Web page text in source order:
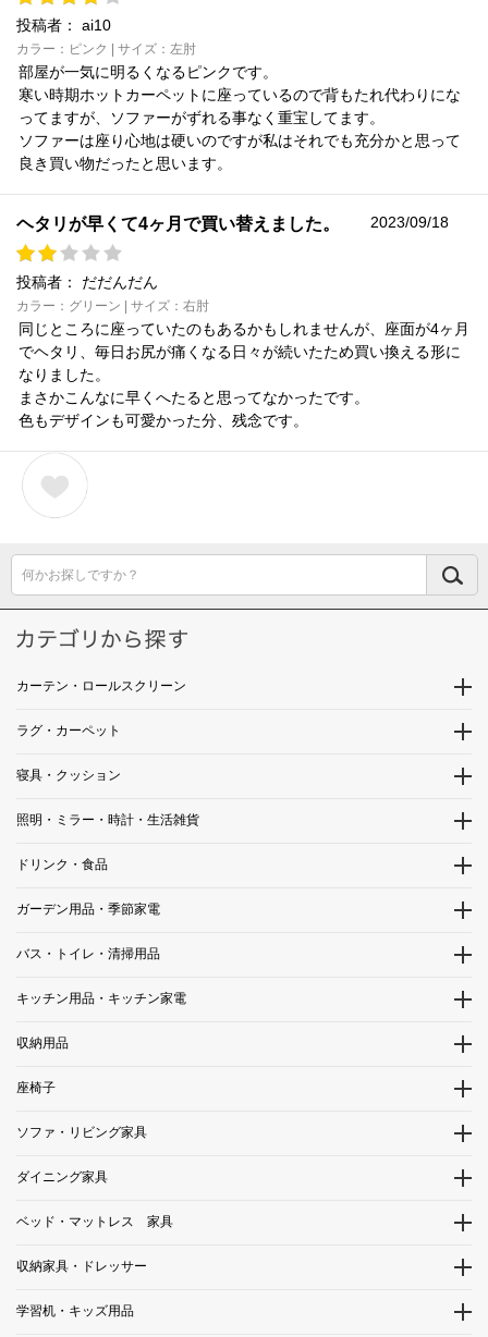
投稿者： ai10
カラー：ピンク | サイズ：左肘
部屋が一気に明るくなるピンクです。
寒い時期ホットカーペットに座っているので背もたれ代わりにな
ってますが、ソファーがずれる事なく重宝してます。
ソファーは座り心地は硬いのですが私はそれでも充分かと思って
良き買い物だったと思います。
ヘタリが早くて4ヶ月で買い替えました。 2023/09/18
投稿者： だだんだん
カラー：グリーン | サイズ：右肘
同じところに座っていたのもあるかもしれませんが、座面が4ヶ月
でヘタリ、毎日お尻が痛くなる日々が続いたため買い換える形に
なりました。
まさかこんなに早くへたると思ってなかったです。
色もデザインも可愛かった分、残念です。
何かお探しですか？
カーテン・ロールスクリーン
ラグ・カーペット
寝具・クッション
照明・ミラー・時計・生活雑貨
ドリンク・食品
ガーデン用品・季節家電
バス・トイレ・清掃用品
キッチン用品・キッチン家電
収納用品
座椅子
ソファ・リビング家具
ダイニング家具
ベッド・マットレス 家具
収納家具・ドレッサー
学習机・キッズ用品